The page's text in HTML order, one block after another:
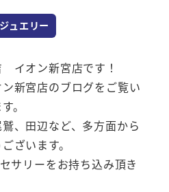
ュエリー
イオン新宮店です！
新宮店のブログをご覧い
。
、田辺など、多方面から
ざいます。
サリーをお持ち込み頂き